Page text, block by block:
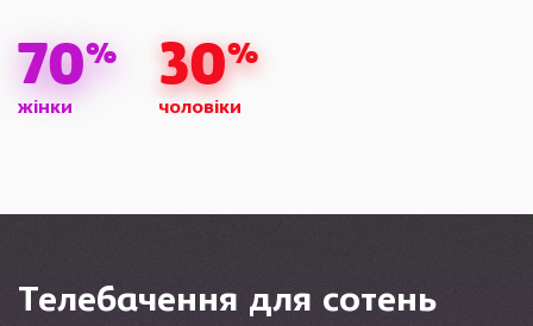
70%
жінки
30%
чоловіки
Телебачення для сотень